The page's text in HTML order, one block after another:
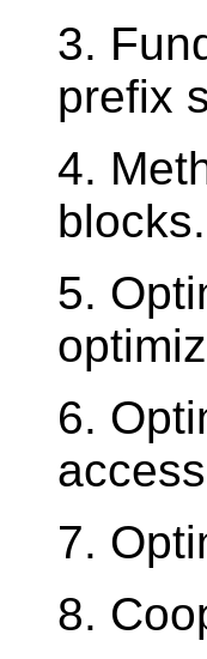
3.
prefix
4.
blocks.
5.
6.
7.
8.